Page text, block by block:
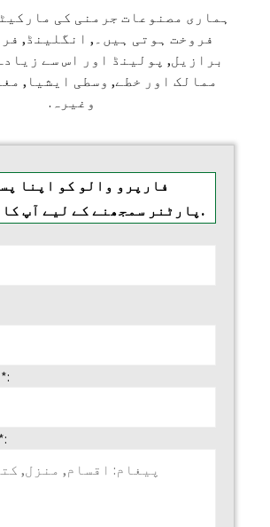
ہماری مصنوعات جرمنی کی
فروخت ہوتی ہیں۔, انگلینڈ,
ممالک اور خطے, وسطی ایشیا,
وغیرہ.
فارپرو والو کو اپنا
پارٹنر سمجھنے کے لیے آپ کا شکریہ.
ٹیلی فون*:
معلومات*: